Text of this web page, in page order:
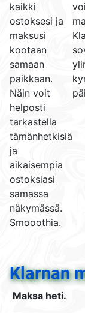
kaikki
ostoksesi ja
maksusi
kootaan
samaan
paikkaan.
Näin voit
helposti
tarkastella
tämänhetkisiä
ja
aikaisempia
ostoksiasi
samassa
näkymässä.
Smooothia.
Klarnan
Maksa heti.